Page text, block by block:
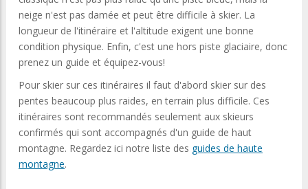
neige n'est pas damée et peut être difficile à skier. La
longueur de l'itinéraire et l'altitude exigent une bonne
condition physique. Enfin, c'est une hors piste glaciaire, donc
prenez un guide et équipez-vous!
Pour skier sur ces itinéraires il faut d'abord skier sur des
pentes beaucoup plus raides, en terrain plus difficile. Ces
itinéraires sont recommandés seulement aux skieurs
confirmés qui sont accompagnés d'un guide de haut
montagne. Regardez ici notre liste des guides de haute
montagne.